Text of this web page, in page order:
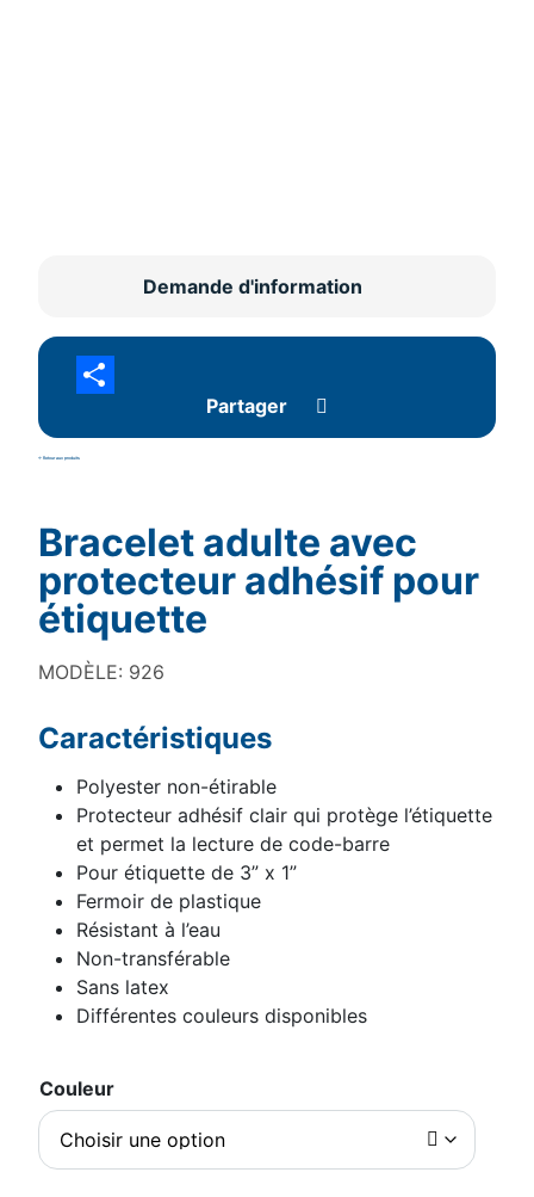
Demande d'information
Partager
<- Retour aux produits
Bracelet adulte avec
protecteur adhésif pour
étiquette
MODÈLE: 926
Caractéristiques
Polyester non-étirable
Protecteur adhésif clair qui protège l’étiquette
et permet la lecture de code-barre
Pour étiquette de 3” x 1”
Fermoir de plastique
Résistant à l’eau
Non-transférable
Sans latex
Différentes couleurs disponibles
Couleur